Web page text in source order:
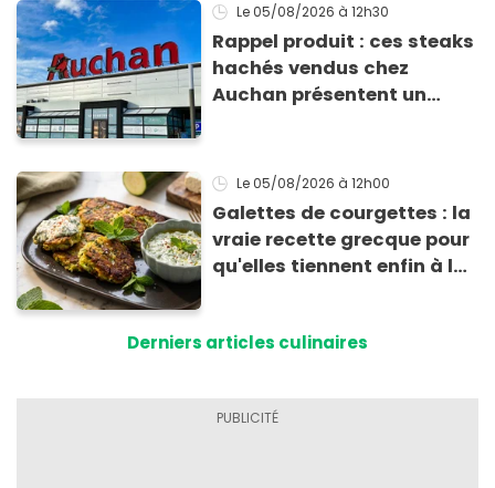
Le 05/08/2026 à 12h30
Rappel produit : ces steaks
hachés vendus chez
Auchan présentent un
Le 05/08/2026 à 12h00
Galettes de courgettes : la
vraie recette grecque pour
qu'elles tiennent enfin à la
Derniers articles culinaires